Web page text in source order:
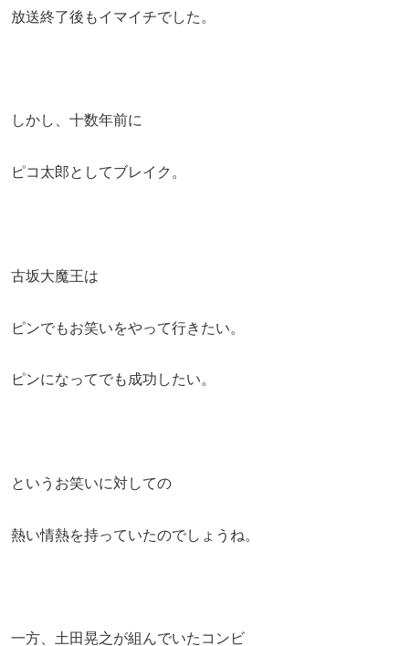
放送終了後もイマイチでした。
しかし、十数年前に
ピコ太郎としてブレイク。
古坂大魔王は
ピンでもお笑いをやって行きたい。
ピンになってでも成功したい。
というお笑いに対しての
熱い情熱を持っていたのでしょうね。
一方、土田晃之が組んでいたコンビ